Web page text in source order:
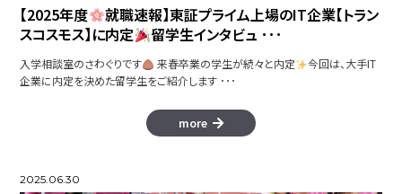
【2025年度
就職速報】東証プライム上場のIT企業【トラン
スコスモス】に内定
留学生インタビュ ･･･
入学相談室のさわぐりです 来春卒業の学生が続々と内定
今回は、大手IT
企業に内定を決めた留学生をご紹介します ･･･
more
2025.06.30